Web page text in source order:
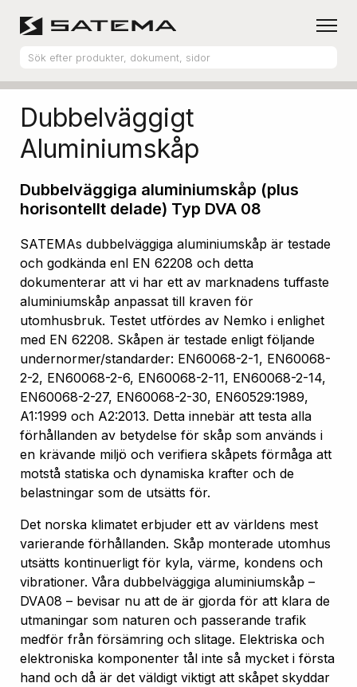
Produktsortiment Aluminiumskåp
Dubbelväggigt
Aluminiumskåp
Dubbelväggiga aluminiumskåp (plus
horisontellt delade) Typ DVA 08
SATEMAs dubbelväggiga aluminiumskåp är testade
och godkända enl EN 62208 och detta
dokumenterar att vi har ett av marknadens tuffaste
aluminiumskåp anpassat till kraven för
utomhusbruk. Testet utfördes av Nemko i enlighet
med EN 62208. Skåpen är testade enligt följande
undernormer/standarder: EN60068-2-1, EN60068-
2-2, EN60068-2-6, EN60068-2-11, EN60068-2-14,
EN60068-2-27, EN60068-2-30, EN60529:1989,
A1:1999 och A2:2013. Detta innebär att testa alla
förhållanden av betydelse för skåp som används i
en krävande miljö och verifiera skåpets förmåga att
motstå statiska och dynamiska krafter och de
belastningar som de utsätts för.
Det norska klimatet erbjuder ett av världens mest
varierande förhållanden. Skåp monterade utomhus
utsätts kontinuerligt för kyla, värme, kondens och
vibrationer. Våra dubbelväggiga aluminiumskåp –
DVA08 – bevisar nu att de är gjorda för att klara de
utmaningar som naturen och passerande trafik
medför från försämring och slitage. Elektriska och
elektroniska komponenter tål inte så mycket i första
hand och då är det väldigt viktigt att skåpet skyddar